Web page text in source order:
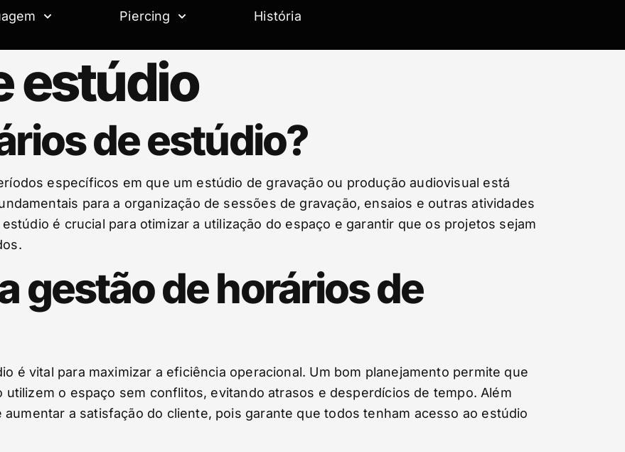
Piercing História
estúdio
de estúdio?
específicos em que um estúdio de gravação ou produção audiovisual está
para a organização de sessões de gravação, ensaios e outras atividades
é crucial para otimizar a utilização do espaço e garantir que os projetos sejam
gestão de horários de
é vital para maximizar a eficiência operacional. Um bom planejamento permite que
o espaço sem conflitos, evitando atrasos e desperdícios de tempo. Além
a satisfação do cliente, pois garante que todos tenham acesso ao estúdio